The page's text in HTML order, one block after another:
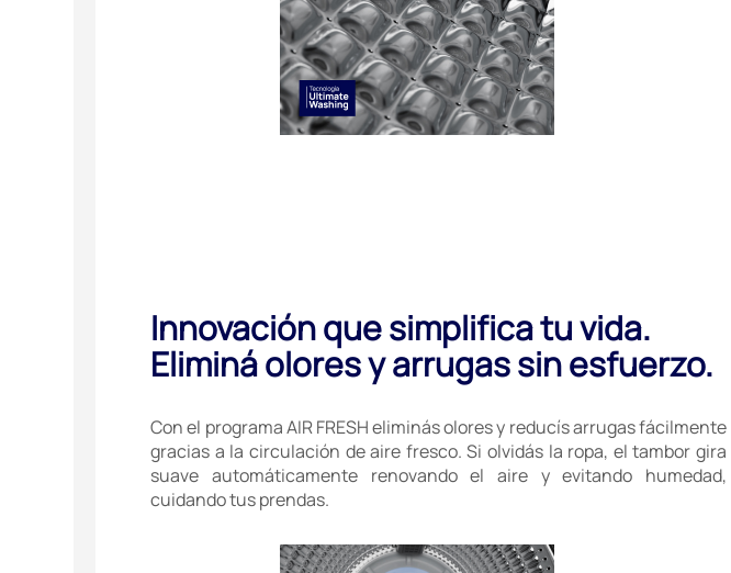
Innovación que simplifica tu vida.
Eliminá olores y arrugas sin esfuerzo.
Con el programa AIR FRESH eliminás olores y reducís arrugas fácilmente
gracias a la circulación de aire fresco. Si olvidás la ropa, el tambor gira
suave automáticamente renovando el aire y evitando humedad,
cuidando tus prendas.